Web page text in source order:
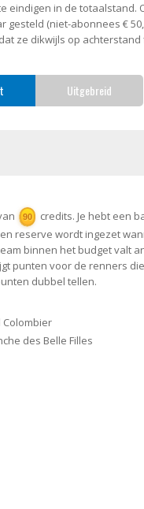
in de totaalstand.
(niet-abonnees €
ze dikwijls op
Uitgebreid
90
credits. Je hebt een
reserve wordt ingezet
binnen het budget valt
punten voor de renners
dubbel tellen.
Colombier
des Belle Filles